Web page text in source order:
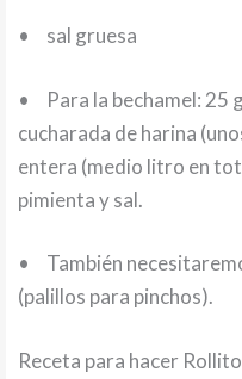
• sal gruesa
•
Para la bechamel: 25
cucharada de harina
entera (medio litro en
pimienta y sal.
•
También
(palillos para pinchos).
Receta para hacer